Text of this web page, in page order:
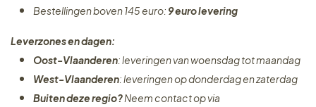
Bestellingen boven 145 euro: 9 euro levering
Leverzones en dagen:
Oost-Vlaanderen: leveringen van woensdag tot maandag
West-Vlaanderen: leveringen op donderdag en zaterdag
Buiten deze regio?Neem contact op via